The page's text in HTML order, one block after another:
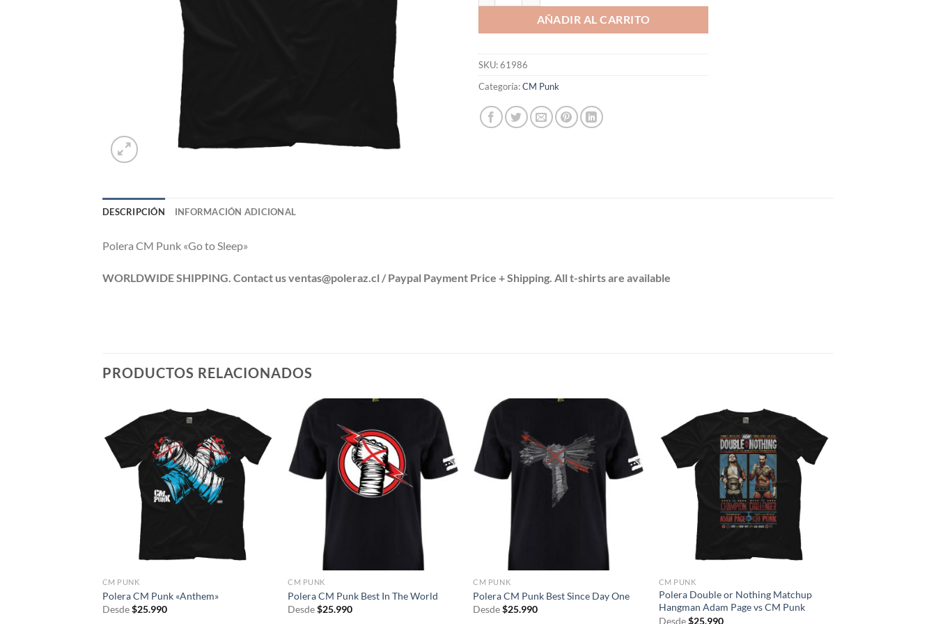
AÑADIR AL CARRITO
SKU:61986
Categoría:CM Punk
DESCRIPCIÓN INFORMACIÓN ADICIONAL
Polera CM Punk «Go to Sleep»
WORLDWIDE SHIPPING. Contact us ventas@poleraz.cl / Paypal Payment Price + Shipping. All t-shirts are available
PRODUCTOS RELACIONADOS
CM PUNK
Polera CM Punk «Anthem»
Desde$25.990
CM PUNK
Polera CM Punk Best In The World
Desde$25.990
CM PUNK
Polera CM Punk Best Since Day One
Desde$25.990
CM PUNK
Polera Double or Nothing Matchup
Hangman Adam Page vs CM Punk
Desde $25.990